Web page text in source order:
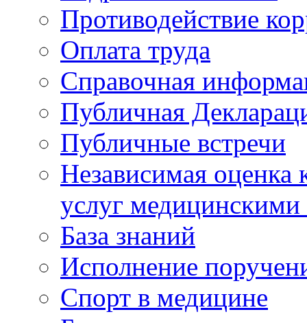
Противодействие
Оплата труда
Справочная
Публичная
Публичные встречи
Независимая оценка
услуг
База знаний
Исполнение
Спорт в медицине